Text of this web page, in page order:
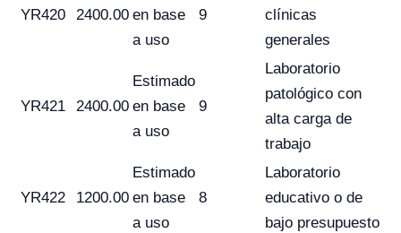
YR420 2400.00 en base
a uso
9
clínicas
generales
YR421 2400.00
Estimado
en base
a uso
9
Laboratorio
patológico con
alta carga de
trabajo
YR422 1200.00
Estimado
en base
a uso
8
Laboratorio
educativo o de
bajo presupuesto